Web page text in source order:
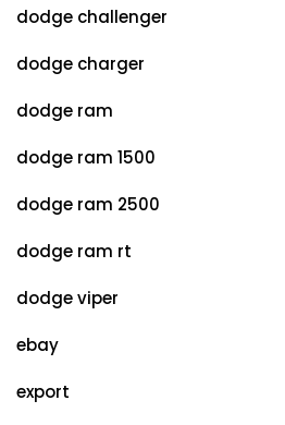
dodge challenger
dodge charger
dodge ram
dodge ram 1500
dodge ram 2500
dodge ram rt
dodge viper
ebay
export